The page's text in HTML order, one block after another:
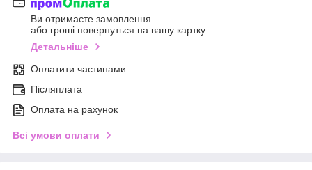
Ви отримаєте замовлення
або гроші повернуться на вашу картку
Детальніше
Оплатити частинами
Післяплата
Оплата на рахунок
Всі умови оплати